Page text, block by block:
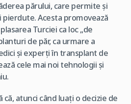
părului, care permite și
Acesta promovează
Turciei ca loc „de
de păr, ca urmare a
și experți în transplant de
cele mai noi tehnologii și
că, atunci când luați o decizie de